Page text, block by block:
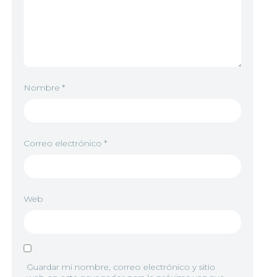
Nombre *
Correo electrónico *
Web
Guardar mi nombre, correo electrónico y sitio